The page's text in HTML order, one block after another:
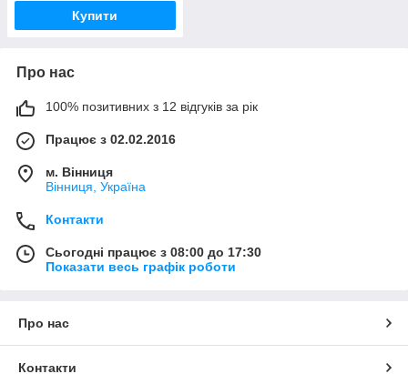
Купити
Про нас
100% позитивних з 12 відгуків за рік
Працює з 02.02.2016
м. Вінниця
Вінниця, Україна
Контакти
Сьогодні працює з 08:00 до 17:30
Показати весь графік роботи
Про нас
Контакти